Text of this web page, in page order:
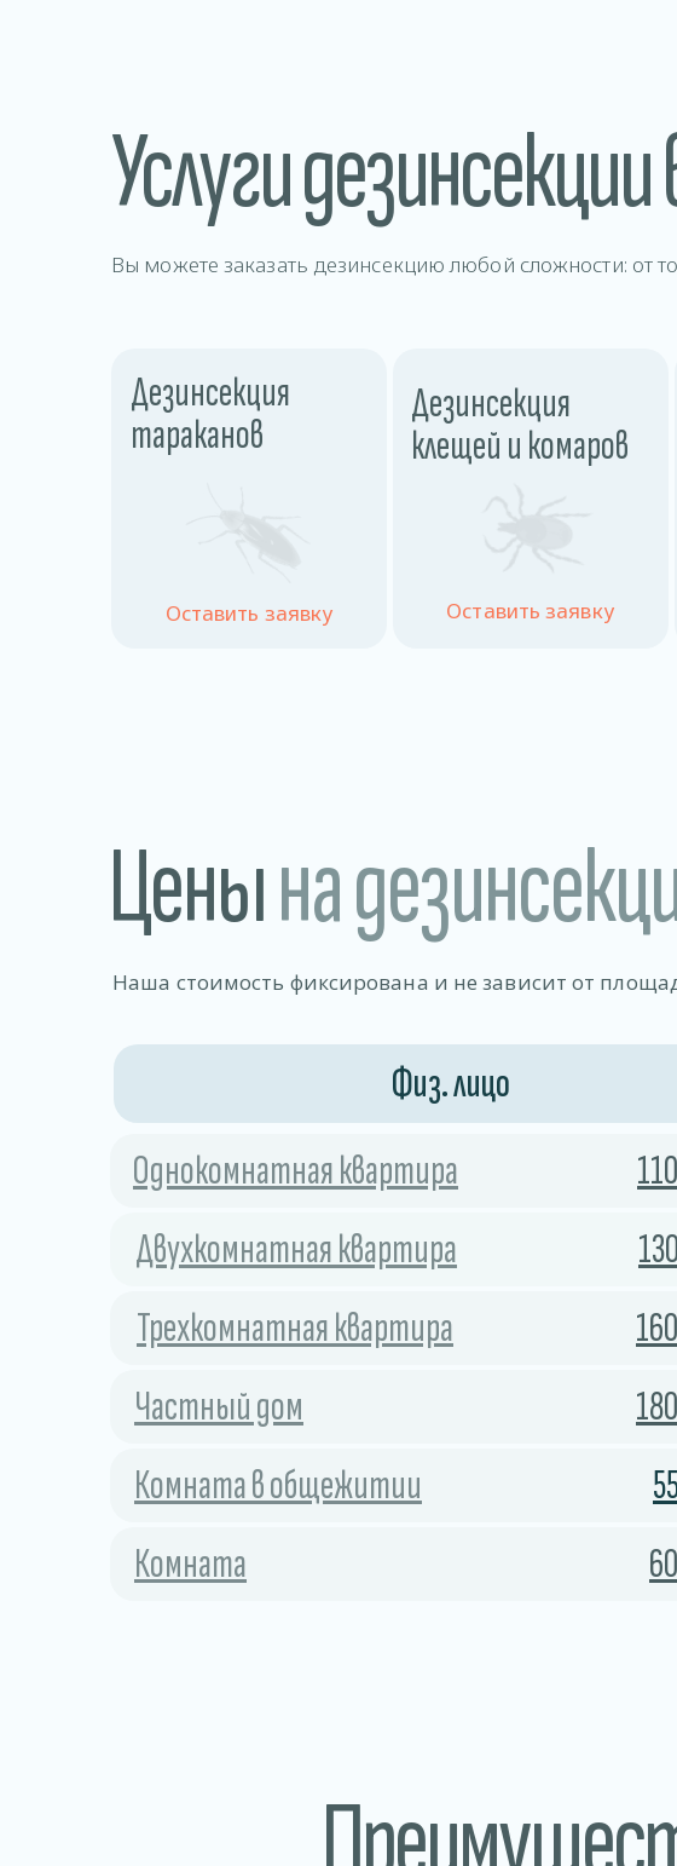
Вы можете заказать дезинсекцию любой сложности: от
Услуги
Оставить заявку
Дезинсекция
тараканов
Оставить заявку
Дезинсекция
клещей и комаров
Ценына
Наша стоимость фиксирована и не зависит от
Физ. лицо
Однокомнатная квартира
Трехкомнатная квартира
Двухкомнатная квартира
Частный дом
Комната в общежитии
Комната